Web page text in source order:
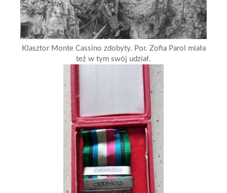
Klasztor Monte Cassino zdobyty. Por. Zofia Parol miała
też w tym swój udział.